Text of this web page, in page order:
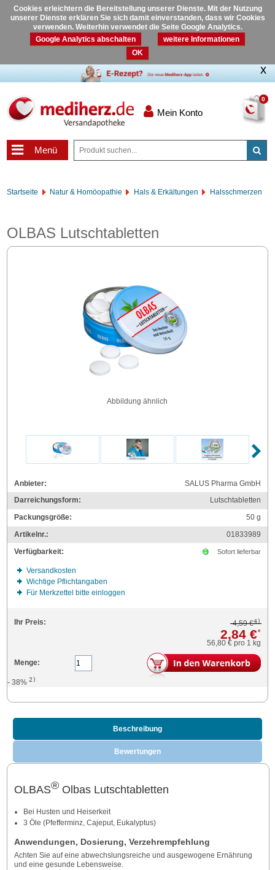
Cookies erleichtern die Bereitstellung unserer Dienste. Mit der Nutzung
unserer Dienste erklären Sie sich damit einverstanden, dass wir Cookies
verwenden. Weiterhin verwendet die Seite Google Analytics.
Google Analytics abschalten
weitere Informationen
OK
0
Mein Konto
Menü
Startseite Natur & Homöopathie Hals & Erkältungen Halsschmerzen
OLBAS Lutschtabletten
Abbildung ähnlich
Anbieter:
SALUS Pharma GmbH
Darreichungsform:
Lutschtabletten
Packungsgröße:
50g
Artikelnr.:
01833989
Verfügbarkeit:
Sofort lieferbar
Versandkosten
Wichtige Pflichtangaben
Für Merkzettel bitte einloggen
Ihr Preis: 4,59 €4)
2,84 €*
56,80 € pro 1 kg
Menge:
- 38%2)
Beschreibung
Bewertungen
OLBAS®Olbas Lutschtabletten
Bei Husten und Heiserkeit
3 Öle (Pfefferminz, Cajeput, Eukalyptus)
Anwendungen, Dosierung, Verzehrempfehlung
Achten Sie auf eine abwechslungsreiche und ausgewogene Ernährung
und eine gesunde Lebensweise.